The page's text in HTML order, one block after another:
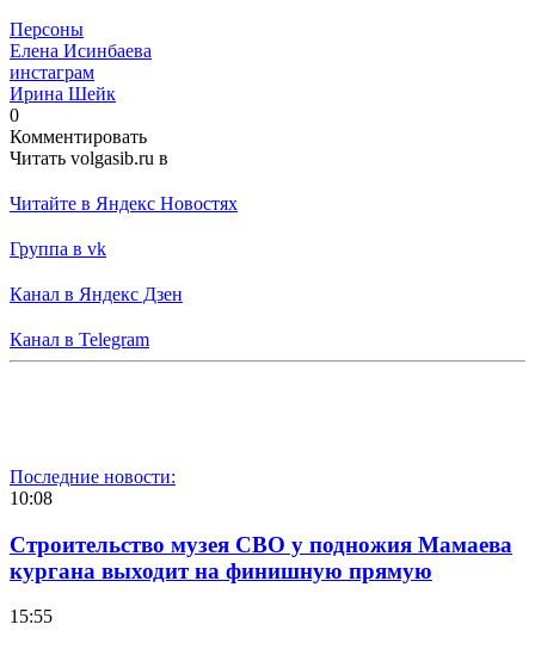
Персоны
Елена Исинбаева
инстаграм
Ирина Шейк
0
Комментировать
Читать volgasib.ru в
Читайте в Яндекс Новостях
Группа в vk
Канал в Яндекс Дзен
Канал в Telegram
Последние новости:
10:08
Строительство музея СВО у подножия Мамаева
кургана выходит на финишную прямую
15:55